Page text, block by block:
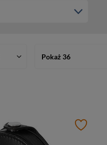
Pokaż 36